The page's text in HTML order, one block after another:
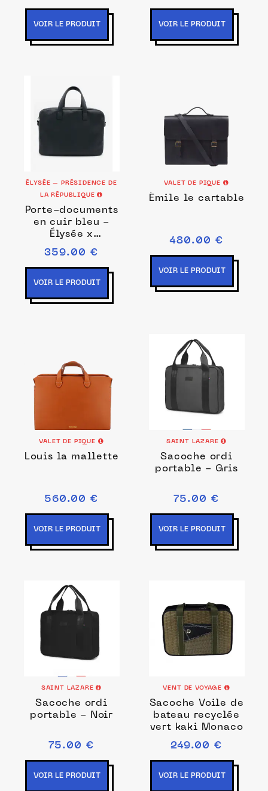
VOIR LE PRODUIT VOIR LE PRODUIT
ÉLYSÉE – PRÉSIDENCE DE
LA RÉPUBLIQUE
Porte-documents
en cuir bleu -
Élysée x
Larmorie
359.00 €
VOIR LE PRODUIT
VALET DE PIQUE
Émile le cartable
480.00 €
VOIR LE PRODUIT
VALET DE PIQUE
Louis la mallette
560.00 €
VOIR LE PRODUIT
SAINT LAZARE
Sacoche ordi
portable - Gris
75.00 €
VOIR LE PRODUIT
SAINT LAZARE
Sacoche ordi
portable - Noir
75.00 €
VOIR LE PRODUIT
VENT DE VOYAGE
Sacoche Voile de
bateau recyclée
vert kaki Monaco
249.00 €
VOIR LE PRODUIT